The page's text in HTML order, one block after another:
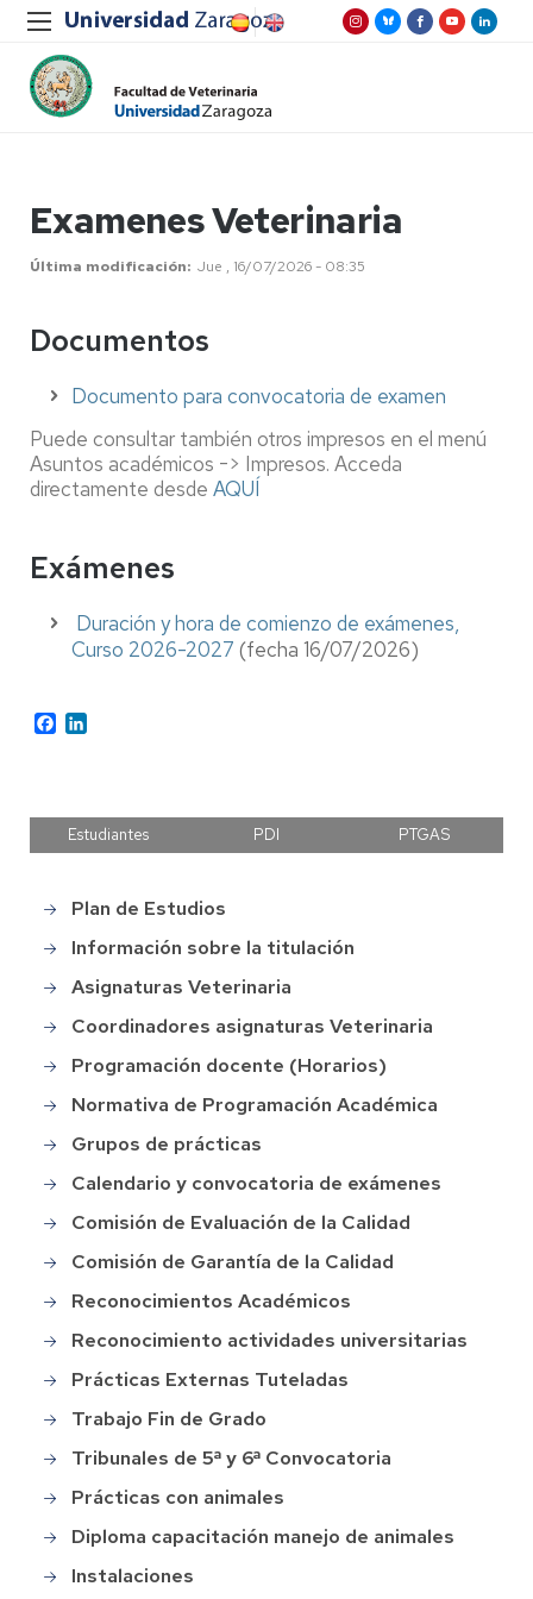
Examenes Veterinaria
Última modificación Jue , 16/07/2026 - 08:35
Documentos
Documento para convocatoria de examen
Puede consultar también otros impresos en el menú
Asuntos académicos -> Impresos. Acceda
directamente desde AQUÍ
Exámenes
Duración y hora de comienzo de exámenes,
Curso 2026-2027 (fecha 16/07/2026)
Facebook
Estudiantes PDI PTGAS
Grado
en
Veterinaria
Plan de Estudios
Información sobre la titulación
Asignaturas Veterinaria
Coordinadores asignaturas Veterinaria
Programación docente (Horarios)
Normativa de Programación Académica
Grupos de prácticas
Calendario y convocatoria de exámenes
Comisión de Evaluación de la Calidad
Comisión de Garantía de la Calidad
Reconocimientos Académicos
Reconocimiento actividades universitarias
Prácticas Externas Tuteladas
Trabajo Fin de Grado
Tribunales de 5ª y 6ª Convocatoria
Prácticas con animales
Diploma capacitación manejo de animales
Instalaciones